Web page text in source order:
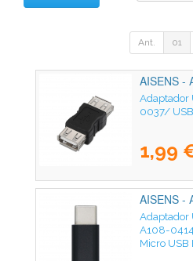
Ant. 01
AISENS -
Adaptador
0037/
1,99
AISENS -
Adaptador
A108-
Micro